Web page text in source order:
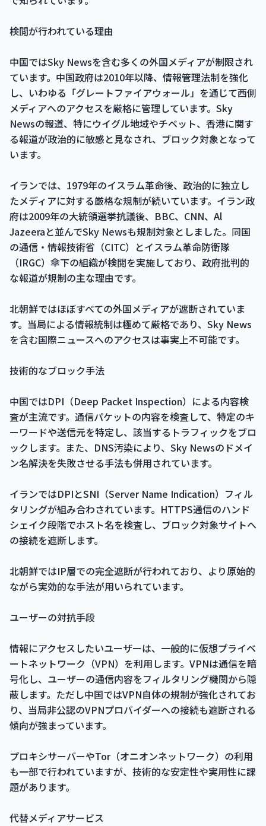
検閲が行われている理由
中国ではSky Newsを含む多くの外国メディアが制限され
ています。中国政府は2010年以降、情報管理法制を強化
し、いわゆる「グレートファイアウォール」を通じて西側
メディアへのアクセスを厳格に管理しています。Sky
Newsの報道、特にウイグル地域やチベット、香港に関す
る報道が政治的に敏感と見なされ、ブロック対象となって
います。
イランでは、1979年のイスラム革命後、政治的に独立し
たメディアに対する厳格な規制が続いています。イラン政
府は2009年の大統領選挙抗議後、BBC、CNN、Al
Jazeeraと並んでSky Newsも規制対象としました。同国
の通信・情報技術省（CITC）とイスラム革命防衛隊
（IRGC）傘下の組織が検閲を実施しており、政府批判的
な報道が規制の主な理由です。
北朝鮮ではほぼすべての外国メディアが遮断されていま
す。当局による情報統制は極めて厳格であり、Sky News
を含む国際ニュースへのアクセスは事実上不可能です。
技術的なブロック手法
中国ではDPI（Deep Packet Inspection）による内容検
査が主流です。通信パケットの内容を検査して、特定のキ
ーワードや送信元を特定し、該当するトラフィックをブロ
ックします。また、DNS汚染により、Sky Newsのドメイ
ン名解決を失敗させる手法も併用されています。
イランではDPIとSNI（Server Name Indication）フィル
タリングが組み合わされています。HTTPS通信のハンド
シェイク段階でホスト名を検査し、ブロック対象サイトへ
の接続を遮断します。
北朝鮮ではIP層での完全遮断が行われており、より原始的
ながら実効的な手法が用いられています。
ユーザーの対抗手段
情報にアクセスしたいユーザーは、一般的に仮想プライベ
ートネットワーク（VPN）を利用します。VPNは通信を暗
号化し、ユーザーの通信内容をフィルタリング機関から隠
蔽します。ただし中国ではVPN自体の規制が強化されてお
り、当局非公認のVPNプロバイダーへの接続も遮断される
傾向が強まっています。
プロキシサーバーやTor（オニオンネットワーク）の利用
も一部で行われていますが、技術的な安定性や実用性に課
題があります。
代替メディアサービス